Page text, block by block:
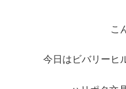
こ
今日はビバリーヒ